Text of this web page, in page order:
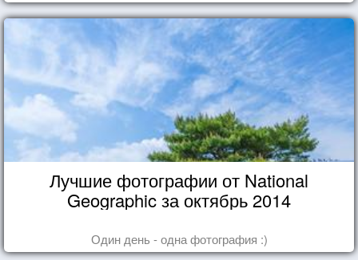
Лучшие фотографии от National
Geographic за октябрь 2014
Один день - одна фотография :)